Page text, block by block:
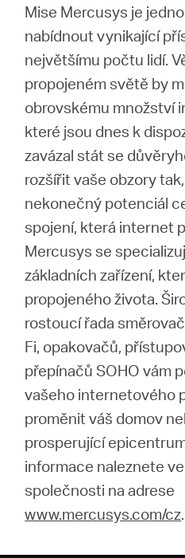
Mise Mercusys je
nabídnout vynikající
největšímu počtu lidí.
propojeném světě by
obrovskému množství
které jsou dnes k
zavázal stát se
rozšířit vaše obzory
nekonečný potenciál
spojení, která internet
Mercusys se
základních zařízení,
propojeného života.
rostoucí řada
Fi, opakovačů,
přepínačů SOHO vám
vašeho internetového
proměnit váš domov
prosperující
informace naleznete
společnosti na adrese
www.mercusys.com/cz.